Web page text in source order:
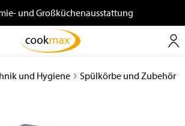
und Großküchenausstattung
und Hygiene
Spülkörbe und Zubehör